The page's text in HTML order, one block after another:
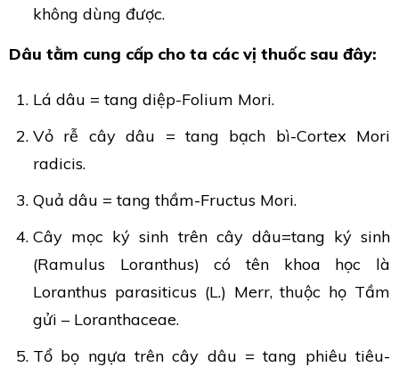
không dùng được.
Dâu tằm cung cấp cho ta các vị thuốc sau đây:
Lá dâu = tang diệp-Folium Mori.
Vỏ rễ cây dâu = tang bạch bì-Cortex Mori
radicis.
Quả dâu = tang thầm-Fructus Mori.
Cây mọc ký sinh trên cây dâu=tang ký sinh
(Ramulus Loranthus) có tên khoa học là
Loranthus parasiticus (L.) Merr, thuộc họ Tầm
gửi – Loranthaceae.
Tổ bọ ngựa trên cây dâu = tang phiêu tiêu-